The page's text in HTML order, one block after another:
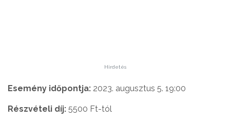
Hirdetés
Esemény időpontja: 2023. augusztus 5. 19:00
Részvételi díj: 5500 Ft-tól